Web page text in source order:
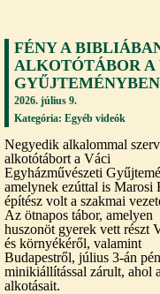
FÉNY A
ALKOTÓTÁBOR
2026. július 9.
Kategória: Egyéb videók
Negyedik alkalommal
alkotótábort a Váci
Egyházművészeti
amelynek ezúttal is Marosi
építész volt a szakmai
Az ötnapos tábor, amelyen
huszonöt gyerek vett részt
és környékéről, valamint
Budapestről, július 3-án
minikiállítással zárult, ahol
alkotásait.